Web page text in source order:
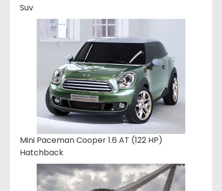
Suv
Mini Paceman Cooper 1.6 AT (122 HP)
Hatchback